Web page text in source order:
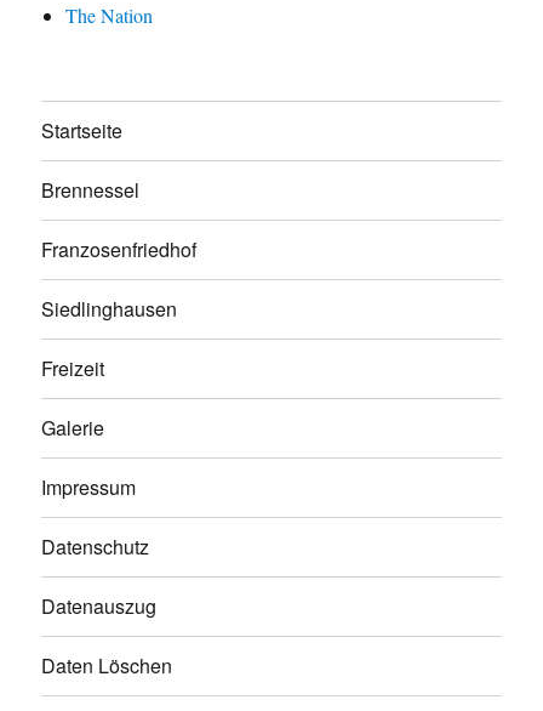
The Nation
Startseite
Brennessel
Franzosenfriedhof
Siedlinghausen
Freizeit
Galerie
Impressum
Datenschutz
Datenauszug
Daten Löschen